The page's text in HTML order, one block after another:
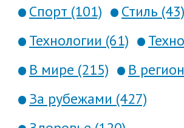
Спорт (101)
Стиль (43)
Технологии (61)
В мире (215)
В
За рубежами (427)